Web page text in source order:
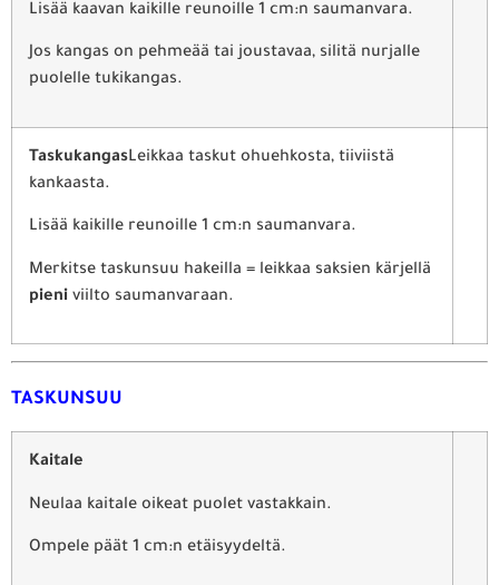
Lisää kaavan kaikille reunoille 1 cm:n saumanvara.
Jos kangas on pehmeää tai joustavaa, silitä nurjalle
puolelle tukikangas.
TaskukangasLeikkaa taskut ohuehkosta, tiiviistä
kankaasta.
Lisää kaikille reunoille 1 cm:n saumanvara.
Merkitse taskunsuu hakeilla = leikkaa saksien kärjellä
pieni viilto saumanvaraan.
TASKUNSUU
Kaitale
Neulaa kaitale oikeat puolet vastakkain.
Ompele päät 1 cm:n etäisyydeltä.